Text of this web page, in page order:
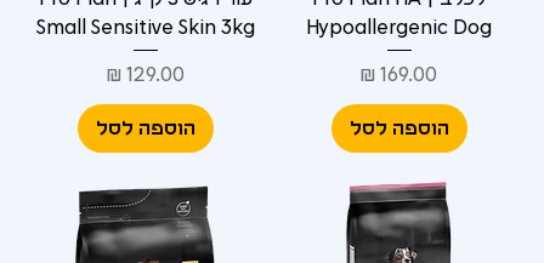
Hypoallergenic Dog
מחיר
הוספה לסל
Small Sensitive Skin 3kg
מחיר
הוספה לסל